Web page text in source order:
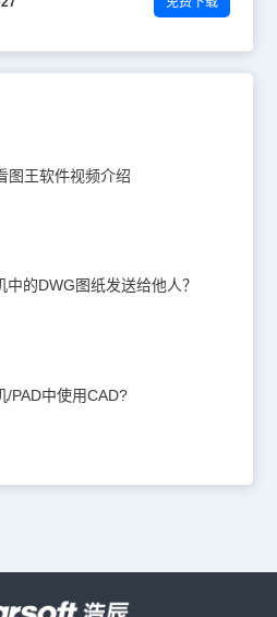
图王软件视频介绍
中的DWG图纸发送给他人？
/PAD中使用CAD?